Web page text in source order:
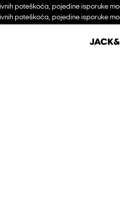
poteškoća, pojedine isporuke
poteškoća, pojedine isporuke